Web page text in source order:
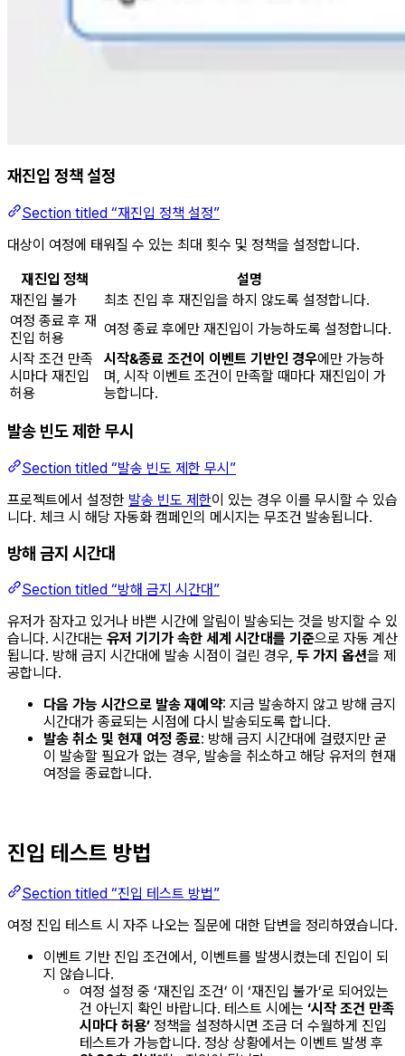
재진입 정책 설정
Section titled “재진입 정책 설정”
대상이 여정에 태워질 수 있는 최대 횟수 및 정책을 설정합니다.
재진입 정책
설명
재진입 불가
최초 진입 후 재진입을 하지 않도록 설정합니다.
여정 종료 후 재
진입 허용
여정 종료 후에만 재진입이 가능하도록 설정합니다.
시작 조건 만족
시마다 재진입
허용
시작&종료 조건이 이벤트 기반인 경우에만 가능하
며, 시작 이벤트 조건이 만족할 때마다 재진입이 가
능합니다.
발송 빈도 제한 무시
Section titled “발송 빈도 제한 무시”
프로젝트에서 설정한 발송 빈도 제한이 있는 경우 이를 무시할 수 있습
니다. 체크 시 해당 자동화 캠페인의 메시지는 무조건 발송됩니다.
방해 금지 시간대
Section titled “방해 금지 시간대”
유저가 잠자고 있거나 바쁜 시간에 알림이 발송되는 것을 방지할 수 있
습니다. 시간대는 유저 기기가 속한 세계 시간대를 기준으로 자동 계산
됩니다. 방해 금지 시간대에 발송 시점이 걸린 경우, 두 가지 옵션을 제
공합니다.
다음 가능 시간으로 발송 재예약: 지금 발송하지 않고 방해 금지
시간대가 종료되는 시점에 다시 발송되도록 합니다.
발송 취소 및 현재 여정 종료: 방해 금지 시간대에 걸렸지만 굳
이 발송할 필요가 없는 경우, 발송을 취소하고 해당 유저의 현재
여정을 종료합니다.
진입 테스트 방법
Section titled “진입 테스트 방법”
여정 진입 테스트 시 자주 나오는 질문에 대한 답변을 정리하였습니다.
이벤트 기반 진입 조건에서, 이벤트를 발생시켰는데 진입이 되
지 않습니다.
여정 설정 중 ‘재진입 조건’ 이 ‘재진입 불가’로 되어있는
건 아닌지 확인 바랍니다. 테스트 시에는 ‘시작 조건 만족
시마다 허용’ 정책을 설정하시면 조금 더 수월하게 진입
테스트가 가능합니다. 정상 상황에서는 이벤트 발생 후